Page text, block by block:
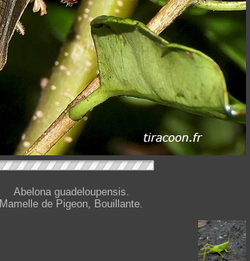
Abelona guadeloupensis.
Mamelle de Pigeon, Bouillante.